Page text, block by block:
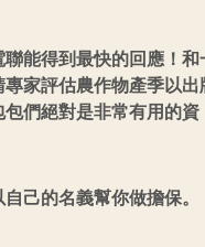
能得到最快的回應！和
家評估農作物產季以出
們絕對是非常有用的資
己的名義幫你做擔保。